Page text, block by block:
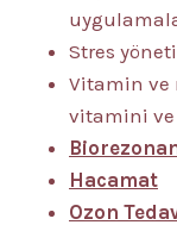
Stres
Vitamin ve
vitamini ve
Hacamat
Ozon